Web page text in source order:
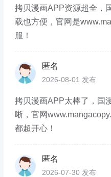
拷贝漫画APP资源超全，
载也方便，官网是
服！
匿名
2026-08-01 发布
拷贝漫画APP太棒了，国
晰，官网
都超开心！
匿名
2026-07-30 发布